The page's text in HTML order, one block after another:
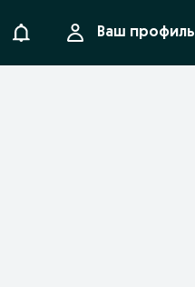
УведомленияВаш профиль